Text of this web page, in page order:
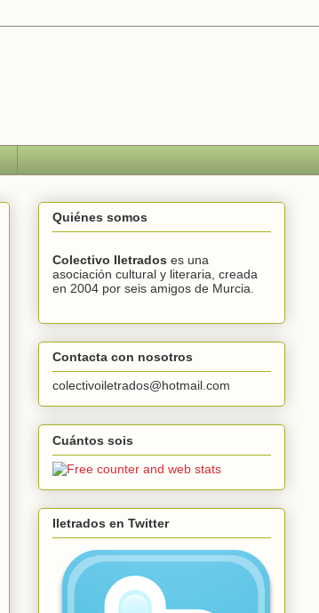
Quiénes somos
Colectivo Iletrados es una
asociación cultural y literaria, creada
en 2004 por seis amigos de Murcia.
Contacta con nosotros
colectivoiletrados@hotmail.com
Cuántos sois
Iletrados en Twitter